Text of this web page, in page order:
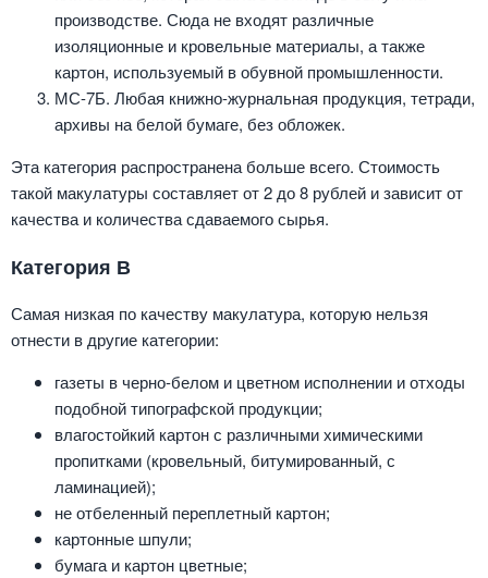
производстве. Сюда не входят различные
изоляционные и кровельные материалы, а также
картон, используемый в обувной промышленности.
МС-7Б. Любая книжно-журнальная продукция, тетради,
архивы на белой бумаге, без обложек.
Эта категория распространена больше всего. Стоимость
такой макулатуры составляет от 2 до 8 рублей и зависит от
качества и количества сдаваемого сырья.
Категория В
Самая низкая по качеству макулатура, которую нельзя
отнести в другие категории:
газеты в черно-белом и цветном исполнении и отходы
подобной типографской продукции;
влагостойкий картон с различными химическими
пропитками (кровельный, битумированный, с
ламинацией);
не отбеленный переплетный картон;
картонные шпули;
бумага и картон цветные;